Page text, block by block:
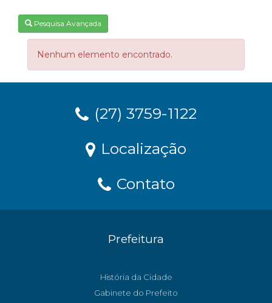
Pesquisa Avançada
Nenhum elemento encontrado.
(27) 3759-1122
Localização
Contato
Prefeitura
História da Cidade
Gabinete do Prefeito